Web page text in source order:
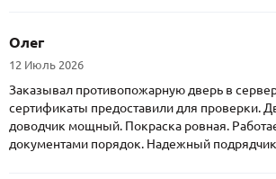
Олег
12 Июль 2026
Заказывал противопожарную дверь в
сертификаты предоставили для проверки.
доводчик мощный. Покраска ровная.
документами порядок. Надежный